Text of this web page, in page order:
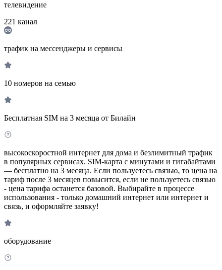
телевидение
221 канал
трафик на мессенджеры и сервисы
10 номеров на семью
Бесплатная SIM на 3 месяца от Билайн
высокоскоростной интернет для дома и безлимитный трафик
в популярных сервисах. SIM-карта с минутами и гигабайтами
— бесплатно на 3 месяца. Если пользуетесь связью, то цена на
тариф после 3 месяцев повысится, если не пользуетесь связью
- цена тарифа останется базовой. Выбирайте в процессе
использования - только домашний интернет или интернет и
связь, и оформляйте заявку!
оборудование